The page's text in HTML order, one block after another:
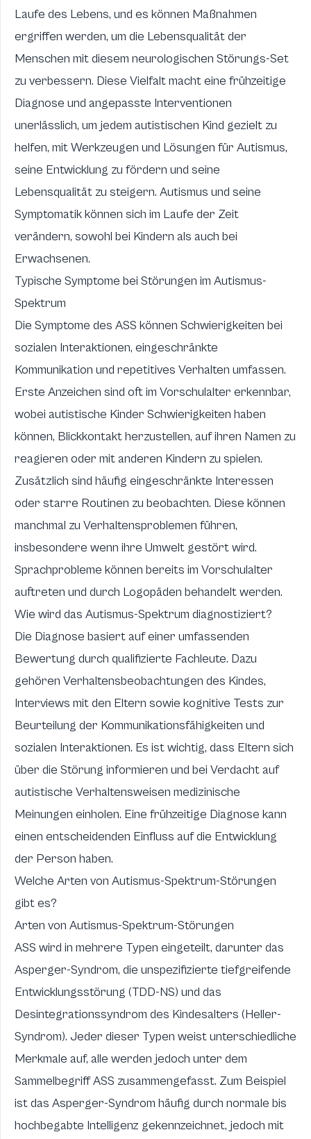
Laufe des Lebens, und es können Maßnahmen
ergriffen werden, um die Lebensqualität der
Menschen mit diesem neurologischen Störungs-Set
zu verbessern. Diese Vielfalt macht eine frühzeitige
Diagnose und angepasste Interventionen
unerlässlich, um jedem autistischen Kind gezielt zu
helfen, mitWerkzeugen und Lösungen für Autismus,
seine Entwicklung zu fördern und seine
Lebensqualität zu steigern. Autismus und seine
Symptomatik können sich im Laufe der Zeit
verändern, sowohl bei Kindern als auch bei
Erwachsenen.
Typische Symptome bei Störungen im Autismus-
Spektrum
Die Symptome des ASS können Schwierigkeiten bei
sozialen Interaktionen, eingeschränkte
Kommunikation und repetitives Verhalten umfassen.
Erste Anzeichen sind oft im Vorschulalter erkennbar,
wobei autistische Kinder Schwierigkeiten haben
können, Blickkontakt herzustellen, auf ihren Namen zu
reagieren oder mit anderen Kindern zu spielen.
Zusätzlich sind häufig eingeschränkte Interessen
oder starre Routinen zu beobachten. Diese können
manchmal zu Verhaltensproblemen führen,
insbesondere wenn ihre Umwelt gestört wird.
Sprachprobleme können bereits im Vorschulalter
auftreten und durch Logopäden behandelt werden.
Wie wird das Autismus-Spektrum diagnostiziert?
Die Diagnose basiert auf einer umfassenden
Bewertung durch qualifizierte Fachleute. Dazu
gehören Verhaltensbeobachtungen des Kindes,
Interviews mit den Eltern sowie kognitive Tests zur
Beurteilung der Kommunikationsfähigkeiten und
sozialen Interaktionen. Es ist wichtig, dass Eltern sich
über die Störung informieren und bei Verdacht auf
autistische Verhaltensweisen medizinische
Meinungen einholen. Eine frühzeitige Diagnose kann
einen entscheidenden Einfluss auf die Entwicklung
der Person haben.
Welche Arten von Autismus-Spektrum-Störungen
gibt es?
Arten von Autismus-Spektrum-Störungen
ASS wird in mehrere Typen eingeteilt, darunter das
Asperger-Syndrom, die unspezifizierte tiefgreifende
Entwicklungsstörung (TDD-NS) und das
Desintegrationssyndrom des Kindesalters (Heller-
Syndrom). Jeder dieser Typen weist unterschiedliche
Merkmale auf, alle werden jedoch unter dem
Sammelbegriff ASS zusammengefasst. Zum Beispiel
ist das Asperger-Syndrom häufig durch normale bis
hochbegabte Intelligenz gekennzeichnet, jedoch mit